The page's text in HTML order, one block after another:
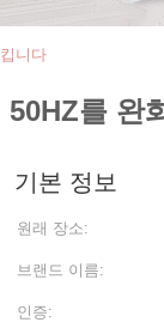
니다
를 완
기본 정보
원래 장소:
브랜드 이름:
인증: